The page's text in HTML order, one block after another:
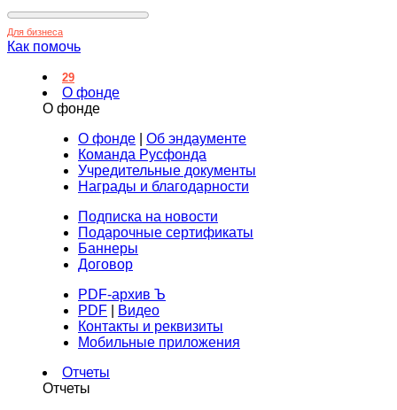
Для бизнеса
Как помочь
29
О фонде
О фонде
О фонде
Об эндаументе
Команда Русфонда
Учредительные документы
Награды и благодарности
Подписка на новости
Подарочные сертификаты
Баннеры
Договор
PDF-архив Ъ
PDF
Видео
Контакты и реквизиты
Мобильные приложения
Отчеты
Отчеты